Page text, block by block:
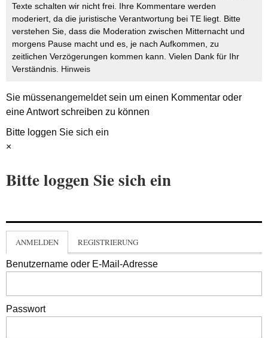
Texte schalten wir nicht frei. Ihre Kommentare werden
moderiert, da die juristische Verantwortung bei TE liegt. Bitte
verstehen Sie, dass die Moderation zwischen Mitternacht und
morgens Pause macht und es, je nach Aufkommen, zu
zeitlichen Verzögerungen kommen kann. Vielen Dank für Ihr
Verständnis. Hinweis
Sie müssenangemeldetsein um einen Kommentar oder
eine Antwort schreiben zu können
Bitte loggen Sie sich ein
×
Bitte loggen Sie sich ein
ANMELDEN REGISTRIERUNG
Benutzername oder E-Mail-Adresse
Passwort